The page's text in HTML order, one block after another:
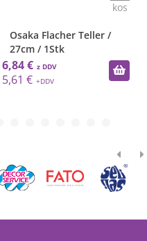
kos
Osaka Flacher Teller /
27cm / 1Stk
6,84 €
5,61 €